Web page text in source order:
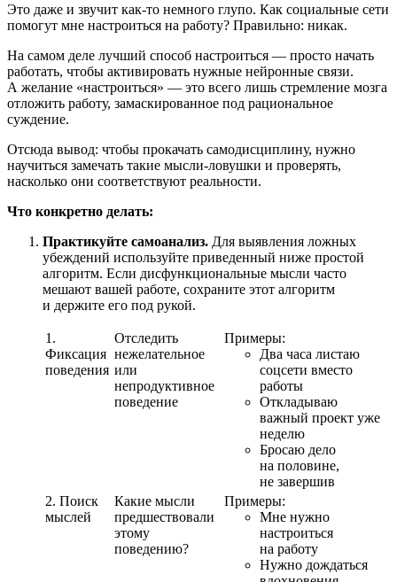
Это даже и звучит как-то немного глупо. Как социальные сети
помогут мне настроиться на работу? Правильно: никак.
На самом деле лучший способ настроиться — просто начать
работать, чтобы активировать нужные нейронные связи.
А желание «настроиться» — это всего лишь стремление мозга
отложить работу, замаскированное под рациональное
суждение.
Отсюда вывод: чтобы прокачать самодисциплину, нужно
научиться замечать такие мысли-ловушки и проверять,
насколько они соответствуют реальности.
Что конкретно делать:
Практикуйте самоанализ. Для выявления ложных
убеждений используйте приведенный ниже простой
алгоритм. Если дисфункциональные мысли часто
мешают вашей работе, сохраните этот алгоритм
и держите его под рукой.
1.
Фиксация
поведения
Отследить
нежелательное
или
непродуктивное
поведение
Примеры:
Два часа листаю
соцсети вместо
работы
Откладываю
важный проект уже
неделю
Бросаю дело
на половине,
не завершив
2. Поиск
мыслей
Какие мысли
предшествовали
этому
поведению?
Примеры:
Мне нужно
настроиться
на работу
Нужно дождаться